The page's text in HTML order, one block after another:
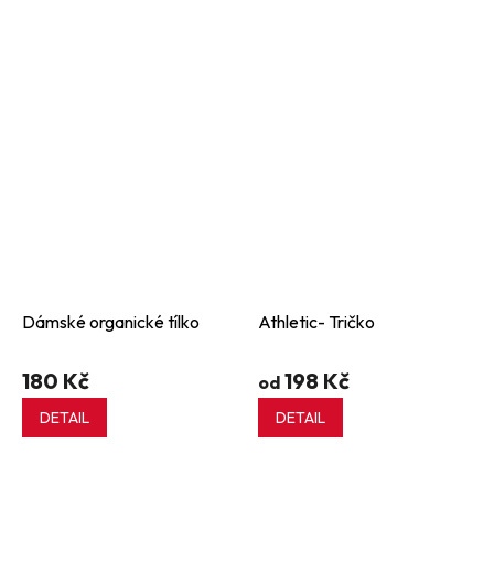
Dámské organické tílko
180 Kč
DETAIL
Athletic- Tričko
od 198 Kč
DETAIL